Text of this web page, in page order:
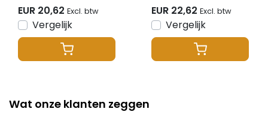
te bedienen -
FUT037ZP+
EUR 20,62 Excl. btw
Vergelijk
LED strips te
bedienen -
FUT037ZP+
EUR 22,62 Excl. btw
Vergelijk
Wat onze klanten zeggen